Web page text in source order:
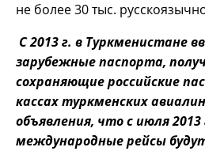
не более 30 тыс.
С 2013 г. в Туркменистане
зарубежные паспорта,
сохраняющие российские
кассах туркменских
объявления, что с июля
международные рейсы